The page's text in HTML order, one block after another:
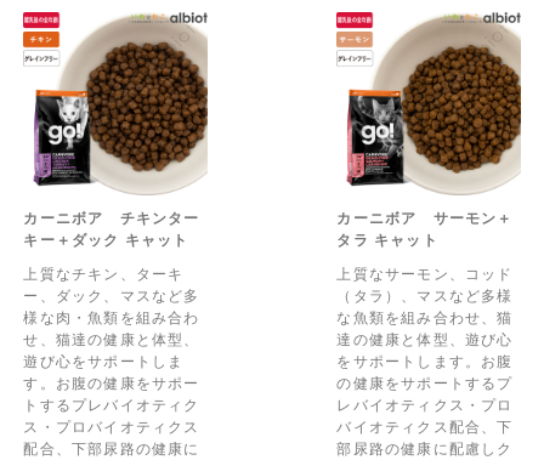
カーニボア チキンター
キー＋ダック キャット
上質なチキン、ターキ
ー、ダック、マスなど多
様な肉・魚類を組み合わ
せ、猫達の健康と体型、
遊び心をサポートしま
す。お腹の健康をサポー
トするプレバイオティク
ス・プロバイオティクス
配合、下部尿路の健康に
カーニボア サーモン＋
タラ キャット
上質なサーモン、コッド
（タラ）、マスなど多様
な魚類を組み合わせ、猫
達の健康と体型、遊び心
をサポートします。お腹
の健康をサポートするプ
レバイオティクス・プロ
バイオティクス配合、下
部尿路の健康に配慮しク